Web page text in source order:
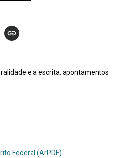
e a escrita: apontamentos
Federal (ArPDF)